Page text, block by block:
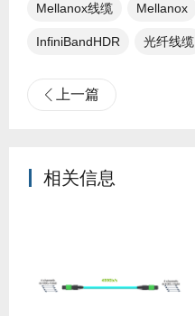
Mellanox线缆 Mellanox
InfiniBandHDR 光纤线缆
上一篇
相关信息